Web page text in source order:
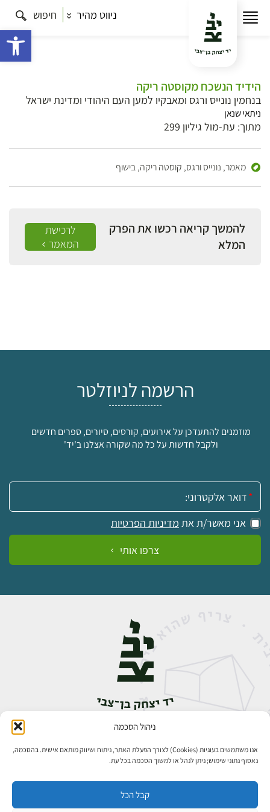
ניהול הסכמה
אנו משתמשים בעוגיות (Cookies) לצורך הפעלת האתר, ניתוח ושיווק מותאם אישית. בהסכמה,
נאסוף נתוני שימוש; ניתן לנהל או למשוך הסכמה בכל עת.
קבל הכל
ניווט מהיר חיפוש
הידיד הנשכח מקוסטה ריקה
בנחמין נונייס ורגס ומאבקיו למען העם היהודי ומדינת ישראל
ניתאי שנאן
מתוך: עת-מול גיליון 299
מאמר, נונייס ורגס, קוסטה ריקה, בישוף
להמשך קריאה רכשו את הפרק
המלא
לרכישת
המאמר
הרשמה לניוזלטר
מוזמנים להתעדכן על אירועים, קורסים, סיורים, ספרים חדשים
ולקבל חדשות על כל מה שקורה אצלנו ב'יד'
אימייל:
אני מאשר/ת את מדיניות הפרטיות
צרפו אותי
אבן גבירול 14, רחביה, ירושלים